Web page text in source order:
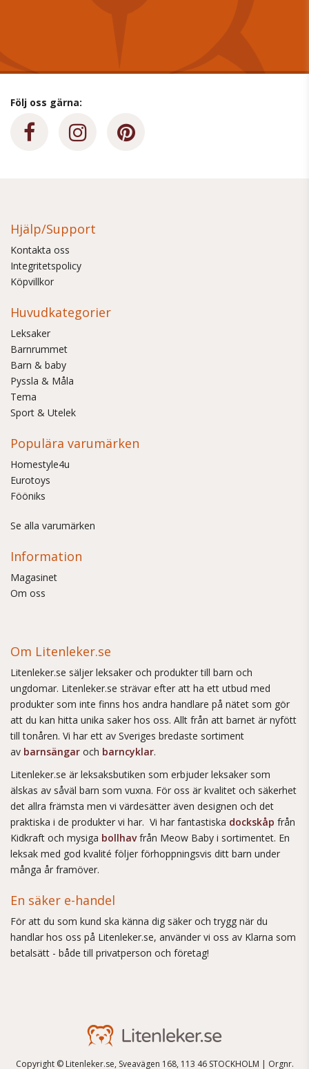
Följ oss gärna:
Hjälp/Support
Kontakta oss
Integritetspolicy
Köpvillkor
Huvudkategorier
Leksaker
Barnrummet
Barn & baby
Pyssla & Måla
Tema
Sport & Utelek
Populära varumärken
Homestyle4u
Eurotoys
Fööniks
Se alla varumärken
Information
Magasinet
Om oss
Om Litenleker.se
Litenleker.se säljer leksaker och produkter till barn och
ungdomar. Litenleker.se strävar efter att ha ett utbud med
produkter som inte finns hos andra handlare på nätet som gör
att du kan hitta unika saker hos oss. Allt från att barnet är nyfött
till tonåren. Vi har ett av Sveriges bredaste sortiment
av barnsängar och barncyklar.
Litenleker.se är leksaksbutiken som erbjuder leksaker som
älskas av såväl barn som vuxna. För oss är kvalitet och säkerhet
det allra främsta men vi värdesätter även designen och det
praktiska i de produkter vi har. Vi har fantastiska dockskåp från
Kidkraft och mysiga bollhavfrån Meow Baby i sortimentet. En
leksak med god kvalité följer förhoppningsvis ditt barn under
många år framöver.
En säker e-handel
För att du som kund ska känna dig säker och trygg när du
handlar hos oss på Litenleker.se, använder vi oss av Klarna som
betalsätt - både till privatperson och företag!
Copyright © Litenleker.se, Sveavägen 168, 113 46 STOCKHOLM | Orgnr.